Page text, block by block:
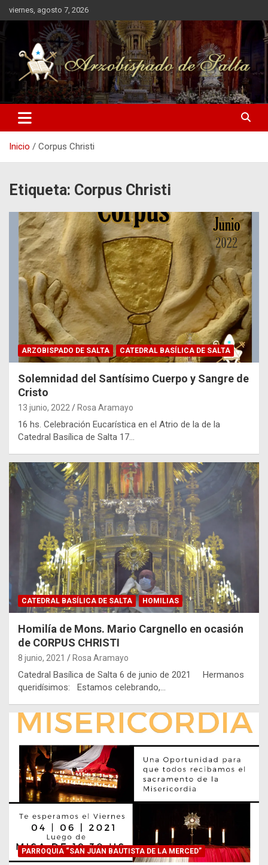
Saltar
al
contenido
viernes, agosto 7, 2026
Arzobispado de Salta
Arzobispado de Salta
Inicio Corpus Christi
Etiqueta: Corpus Christi
ARZOBISPADO DE SALTA CATEDRAL BASÍLICA DE SALTA
Solemnidad del Santísimo Cuerpo y Sangre de
Cristo
13 junio, 2022 Rosa Aramayo
16 hs. Celebración Eucarística en el Atrio de la de la
Catedral Basílica de Salta 17…
CATEDRAL BASÍLICA DE SALTA HOMILIAS
Homilía de Mons. Mario Cargnello en ocasión
de CORPUS CHRISTI
8 junio, 2021 Rosa Aramayo
Catedral Basílica de Salta 6 de junio de 2021 Hermanos
queridísimos: Estamos celebrando,…
PARROQUIA “SAN JUAN BAUTISTA DE LA MERCED”